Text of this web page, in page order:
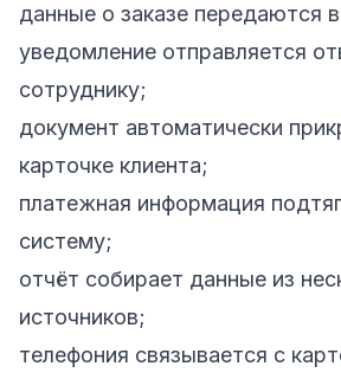
данные о заказе передаются
уведомление отправляется
сотруднику;
документ автоматически
карточке клиента;
платежная информация
систему;
отчёт собирает данные из
источников;
телефония связывается с